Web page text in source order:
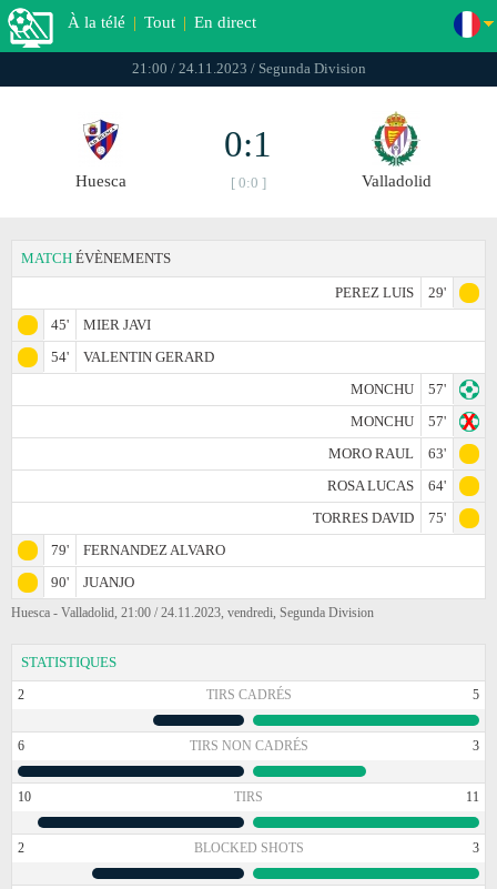
À la télé | Tout | En direct
21:00 / 24.11.2023 / Segunda Division
Huesca
0:1
[ 0:0 ] Valladolid
MATCH ÉVÈNEMENTS
PEREZ LUIS
29'
45'
MIER JAVI
54'
VALENTIN GERARD
MONCHU
57'
MONCHU
57'
MORO RAUL
63'
ROSA LUCAS
64'
TORRES DAVID
75'
79'
FERNANDEZ ALVARO
90'
JUANJO
Huesca - Valladolid, 21:00 / 24.11.2023, vendredi, Segunda Division
STATISTIQUES
2 TIRS CADRÉS 5
6 TIRS NON CADRÉS 3
10 TIRS 11
2 BLOCKED SHOTS 3